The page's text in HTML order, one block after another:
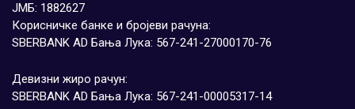
ЈМБ: 1882627
Корисничке банке и бројеви рачуна:
SBERBANK AD Бања Лука: 567-241-27000170-76
Девизни жиро рачун:
SBERBANK AD Бања Лука: 567-241-00005317-14